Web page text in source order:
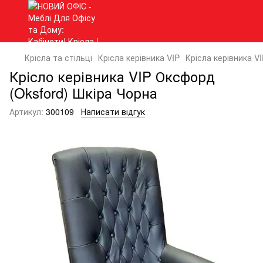
Крісла та стільці Крісла керівника VIP Крісла керівника
Крісло керівника VIP Оксфорд
(Oksford) Шкіра Чорна
Артикул: 300109 Написати відгук